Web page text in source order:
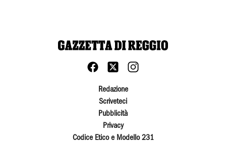
Redazione
Scriveteci
Pubblicità
Privacy
Codice Etico e Modello 231